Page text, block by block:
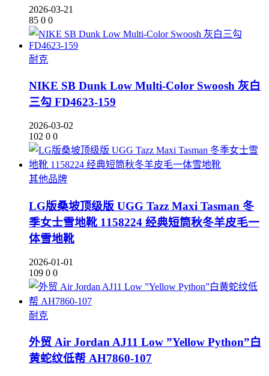
2026-03-21
85 0 0
耐克
NIKE SB Dunk Low Multi-Color Swoosh 灰白
三勾 FD4623-159
2026-03-02
102 0 0
其他品牌
LG版桑坡顶级版 UGG Tazz Maxi Tasman 冬
季女士雪地靴 1158224 经典短筒秋冬羊皮毛一
体雪地靴
2026-01-01
109 0 0
耐克
外贸 Air Jordan AJ11 Low ”Yellow Python”白
黄蛇纹低帮 AH7860-107